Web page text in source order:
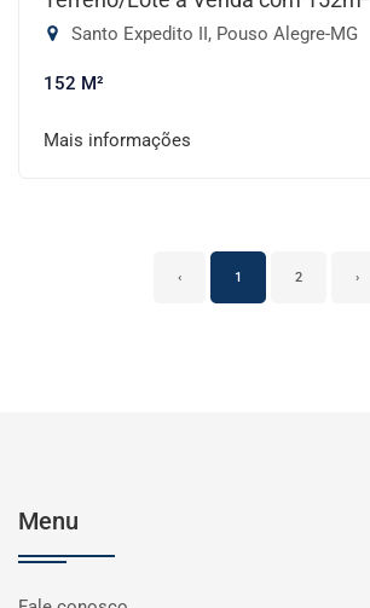
Santo Expedito II, Pouso Alegre-MG
152 M²
Mais informações
‹ 1 2 ›
Menu